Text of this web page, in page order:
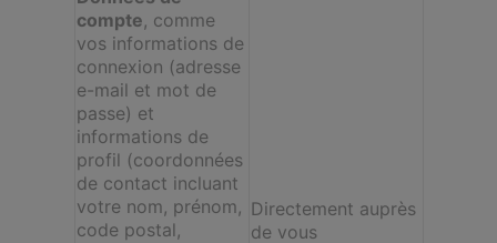
compte, comme
vos informations de
connexion (adresse
e-mail et mot de
passe) et
informations de
profil (coordonnées
de contact incluant
votre nom, prénom,
code postal,
Directement auprès
de vous